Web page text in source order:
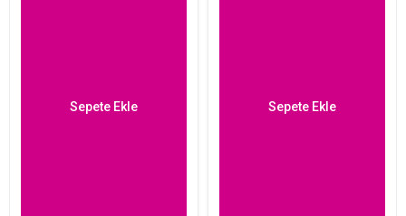
Sepete Ekle Sepete Ekle